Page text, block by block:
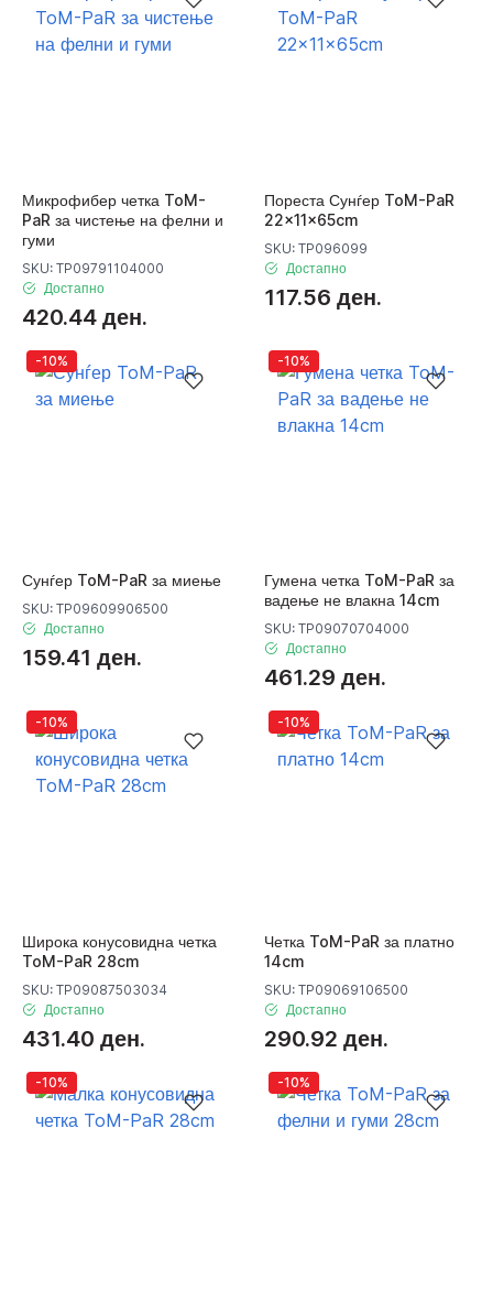
Микрофибер четка ToM-
PaR за чистење на фелни и
гуми
SKU: TP09791104000
Достапно
420.44 ден.
Пореста Сунѓер ToM-PaR
22x11x65cm
SKU: TP096099
Достапно
117.56 ден.
-10%
Сунѓер ToM-PaR за миење
SKU: TP09609906500
Достапно
159.41 ден.
-10%
Гумена четка ToM-PaR за
вадење не влакна 14cm
SKU: TP09070704000
Достапно
461.29 ден.
-10%
Широка конусовидна четка
ToM-PaR 28cm
SKU: TP09087503034
Достапно
431.40 ден.
-10%
Четка ToM-PaR за платно
14cm
SKU: TP09069106500
Достапно
290.92 ден.
-10% -10%